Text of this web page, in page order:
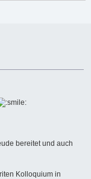
bereitet und auch
Kolloquium in